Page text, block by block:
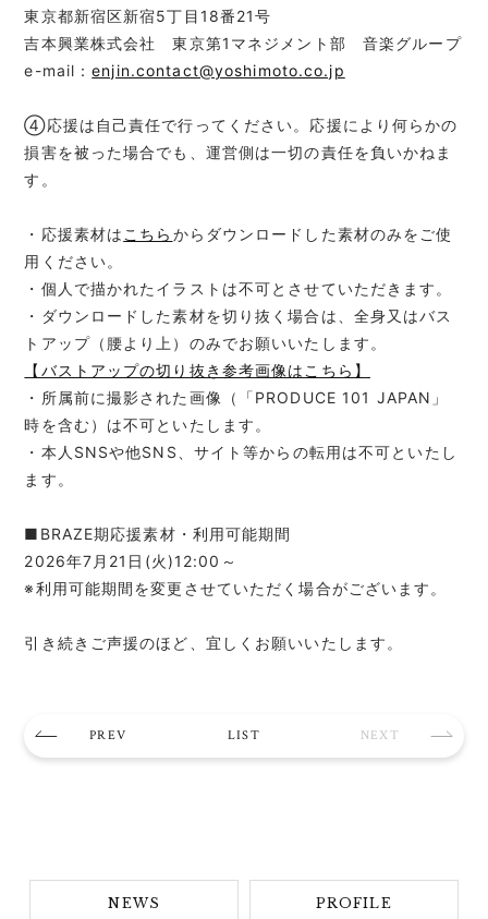
東京都新宿区新宿5丁目18番21号
吉本興業株式会社 東京第1マネジメント部 音楽グループ
e-mail：enjin.contact@yoshimoto.co.jp
④応援は自己責任で行ってください。応援により何らかの
損害を被った場合でも、運営側は一切の責任を負いかねま
す。
・応援素材は こちら からダウンロードした素材のみをご使
用ください。
・個人で描かれたイラストは不可とさせていただきます。
・ダウンロードした素材を切り抜く場合は、全身又はバス
トアップ（腰より上）のみでお願いいたします。
【バストアップの切り抜き参考画像はこちら】
・所属前に撮影された画像（「PRODUCE 101 JAPAN」
時を含む）は不可といたします。
・本人SNSや他SNS、サイト等からの転用は不可といたし
ます。
■BRAZE期応援素材・利用可能期間
2026年7月21日(火)12:00～
※利用可能期間を変更させていただく場合がございます。
引き続きご声援のほど、宜しくお願いいたします。
PREV LIST NEXT
NEWS PROFILE